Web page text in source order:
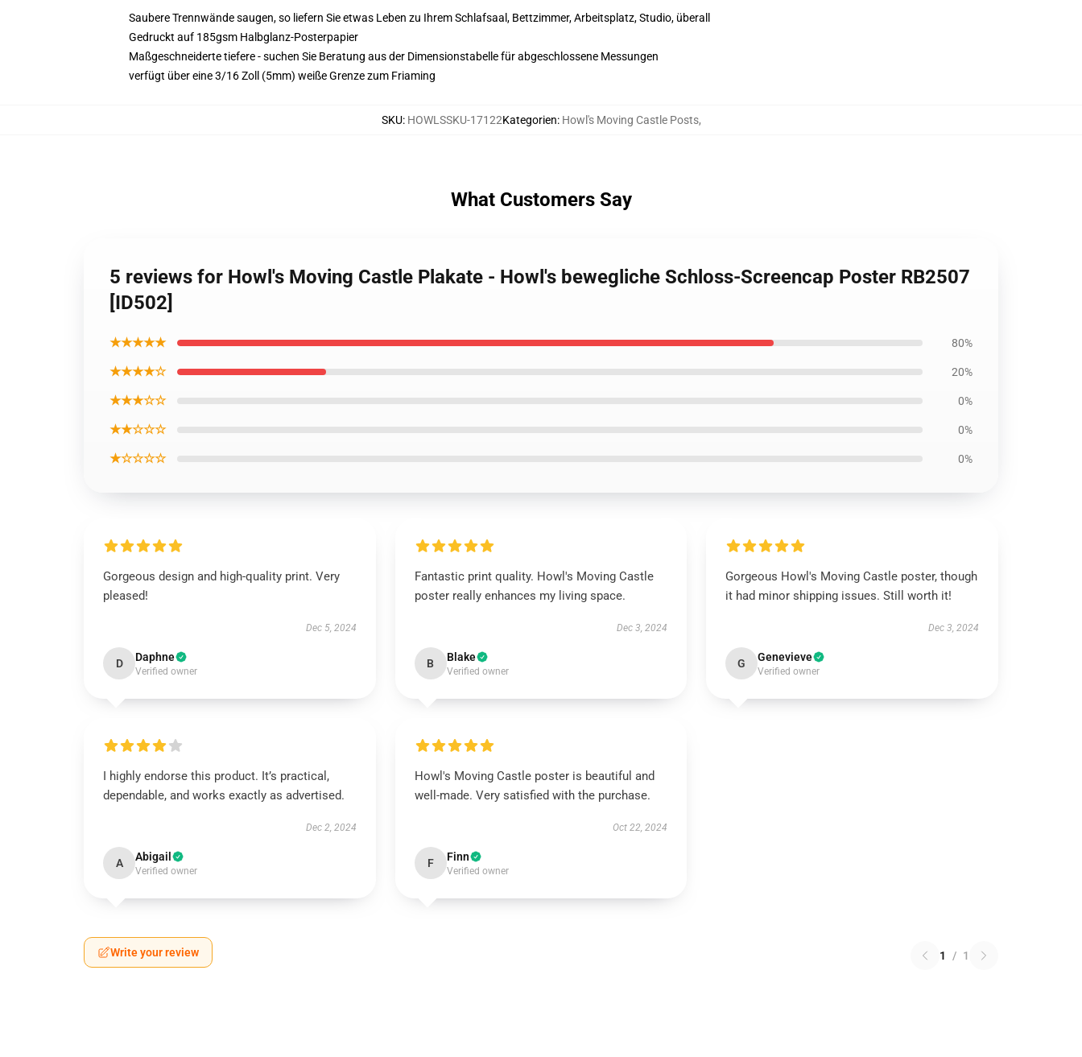
Saubere Trennwände saugen, so liefern Sie etwas Leben zu Ihrem Schlafsaal, Bettzimmer, Arbeitsplatz, Studio, überall
Gedruckt auf 185gsm Halbglanz-Posterpapier
Maßgeschneiderte tiefere - suchen Sie Beratung aus der Dimensionstabelle für abgeschlossene Messungen
verfügt über eine 3/16 Zoll (5mm) weiße Grenze zum Friaming
SKU: HOWLSSKU-17122Kategorien: Howl's Moving Castle Posts,
What Customers Say
5 reviews for Howl's Moving Castle Plakate - Howl's bewegliche Schloss-Screencap Poster RB2507
[ID502]
★★★★★ 80%
★★★★☆ 20%
★★★☆☆ 0%
★★☆☆☆ 0%
★☆☆☆☆ 0%
Gorgeous design and high-quality print. Very
pleased!
Dec 5, 2024
D Daphne
Verified owner
Fantastic print quality. Howl's Moving Castle
poster really enhances my living space.
Dec 3, 2024
B Blake
Verified owner
Gorgeous Howl's Moving Castle poster, though
it had minor shipping issues. Still worth it!
Dec 3, 2024
G Genevieve
Verified owner
I highly endorse this product. It’s practical,
dependable, and works exactly as advertised.
Dec 2, 2024
A Abigail
Verified owner
Howl's Moving Castle poster is beautiful and
well-made. Very satisfied with the purchase.
Oct 22, 2024
F Finn
Verified owner
Write your review 1 / 1